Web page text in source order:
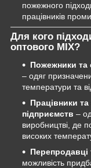
пожежного
працівників
Для кого
оптового MIX?
Пожежники та
– одяг
температури та
Працівники
підприємств –
виробництві, де
високих
Перепродавці
можливість